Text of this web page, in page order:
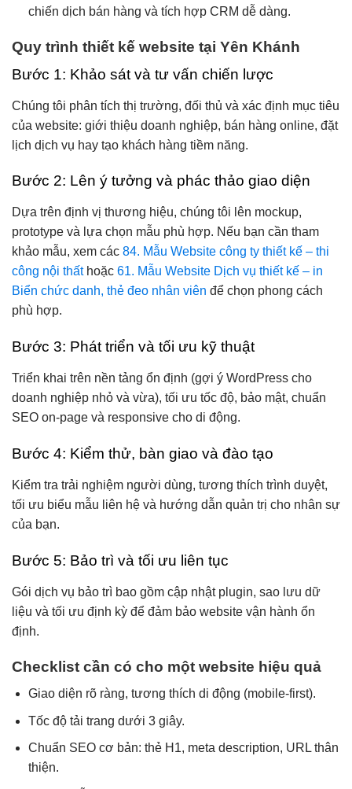
chiến dịch bán hàng và tích hợp CRM dễ dàng.
Quy trình thiết kế website tại Yên Khánh
Bước 1: Khảo sát và tư vấn chiến lược
Chúng tôi phân tích thị trường, đối thủ và xác định mục tiêu
của website: giới thiệu doanh nghiệp, bán hàng online, đặt
lịch dịch vụ hay tạo khách hàng tiềm năng.
Bước 2: Lên ý tưởng và phác thảo giao diện
Dựa trên định vị thương hiệu, chúng tôi lên mockup,
prototype và lựa chọn mẫu phù hợp. Nếu bạn cần tham
khảo mẫu, xem các 84. Mẫu Website công ty thiết kế – thi
công nội thấthoặc 61. Mẫu Website Dịch vụ thiết kế – in
Biển chức danh, thẻ đeo nhân viên để chọn phong cách
phù hợp.
Bước 3: Phát triển và tối ưu kỹ thuật
Triển khai trên nền tảng ổn định (gợi ý WordPress cho
doanh nghiệp nhỏ và vừa), tối ưu tốc độ, bảo mật, chuẩn
SEO on-page và responsive cho di động.
Bước 4: Kiểm thử, bàn giao và đào tạo
Kiểm tra trải nghiệm người dùng, tương thích trình duyệt,
tối ưu biểu mẫu liên hệ và hướng dẫn quản trị cho nhân sự
của bạn.
Bước 5: Bảo trì và tối ưu liên tục
Gói dịch vụ bảo trì bao gồm cập nhật plugin, sao lưu dữ
liệu và tối ưu định kỳ để đảm bảo website vận hành ổn
định.
Checklist cần có cho một website hiệu quả
Giao diện rõ ràng, tương thích di động (mobile-first).
Tốc độ tải trang dưới 3 giây.
Chuẩn SEO cơ bản: thẻ H1, meta description, URL thân
thiện.